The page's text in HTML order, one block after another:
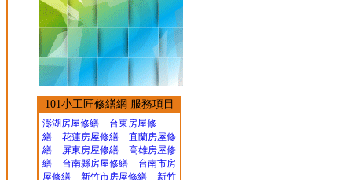
101小工匠修繕網 服務項目
澎湖房屋修繕
台東房屋修
繕
花蓮房屋修繕
宜蘭房屋修
繕
屏東房屋修繕
高雄房屋修
繕
台南縣房屋修繕
台南市房
屋修繕
新竹市房屋修繕
新竹